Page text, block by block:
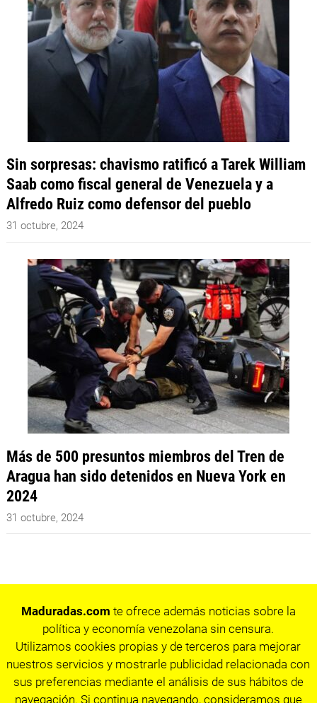
Sin sorpresas: chavismo ratificó a Tarek William
Saab como fiscal general de Venezuela y a
Alfredo Ruiz como defensor del pueblo
31 octubre, 2024
Más de 500 presuntos miembros del Tren de
Aragua han sido detenidos en Nueva York en
2024
31 octubre, 2024
Maduradas.com te ofrece además noticias sobre la
política y economía venezolana sin censura.
Utilizamos cookies propias y de terceros para mejorar
nuestros servicios y mostrarle publicidad relacionada con
sus preferencias mediante el análisis de sus hábitos de
navegación. Si continua navegando, consideramos que